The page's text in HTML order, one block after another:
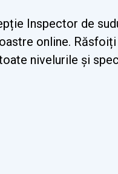
Inspector de
online. Răsfoiți
nivelurile și